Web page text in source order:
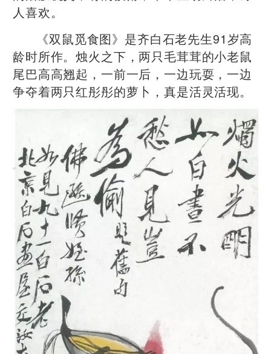
人喜欢。
《双鼠觅食图》是齐白石老先生91岁高
龄时所作。烛火之下，两只毛茸茸的小老鼠
尾巴高高翘起，一前一后，一边玩耍，一边
争夺着两只红彤彤的萝卜，真是活灵活现。